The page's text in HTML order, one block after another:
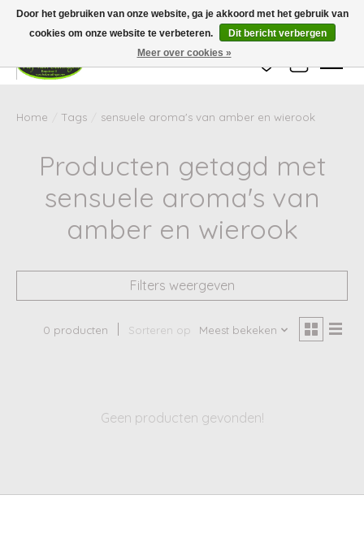
Wij zijn gesloten van 24 december tot en met 25 januari. Houd er rekening mee
dat de levertijd van uw bestelling in deze periode langer kan zijn dan
gebruikelijk.
Verlanglijst
Home Tags sensuele aroma's van amber en wierook
Producten getagd met
sensuele aroma's van
amber en wierook
Filters weergeven
0 producten Sorteren op Meest bekeken
Geen producten gevonden!
Door het gebruiken van onze website, ga je akkoord met het gebruik van
cookies om onze website te verbeteren.
Dit bericht verbergen
Meer over cookies »